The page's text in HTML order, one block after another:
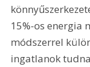
15%-os energia
módszerrel
ingatlanok